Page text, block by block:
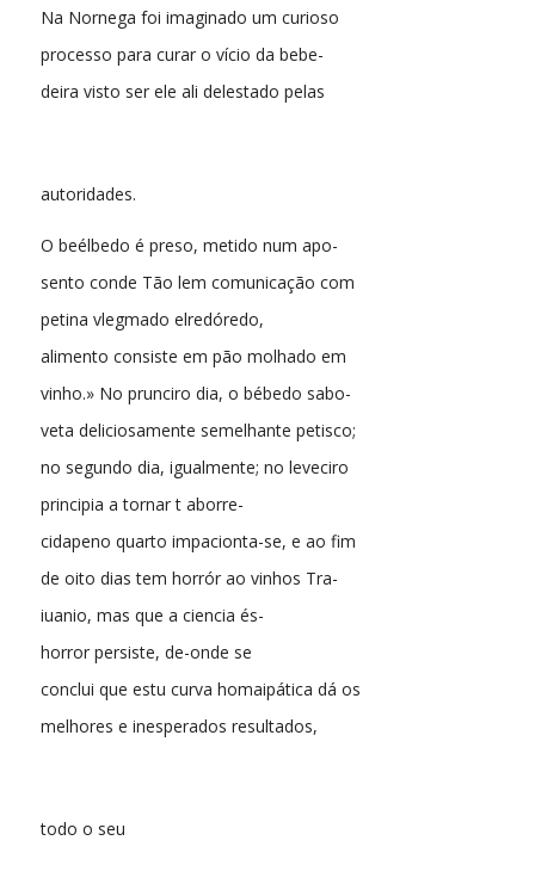
Na Nornega foi imaginado um curioso
processo para curar o vício da bebe-
deira visto ser ele ali delestado pelas
autoridades.
O beélbedo é preso, metido num apo-
sento conde Tão lem comunicação com
petina vlegmado elredóredo,
alimento consiste em pão molhado em
vinho.» No prunciro dia, o bébedo sabo-
veta deliciosamente semelhante petisco;
no segundo dia, igualmente; no leveciro
principia a tornar t aborre-
cidapeno quarto impacionta-se, e ao fim
de oito dias tem horrór ao vinhos Tra-
iuanio, mas que a ciencia és-
horror persiste, de-onde se
conclui que estu curva homaipática dá os
melhores e inesperados resultados,
todo o seu